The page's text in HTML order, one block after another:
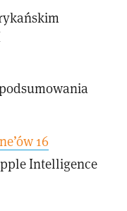
16
Intelligence